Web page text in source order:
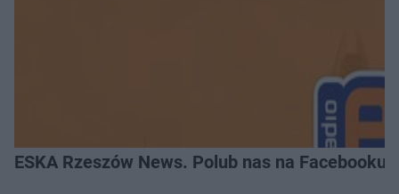
ESKA Rzeszów News. Polub nas na Facebooku!